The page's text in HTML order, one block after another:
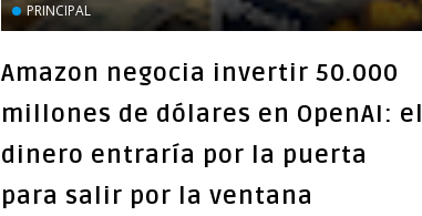
PRINCIPAL
Amazon negocia invertir 50.000
millones de dólares en OpenAI: el
dinero entraría por la puerta
para salir por la ventana